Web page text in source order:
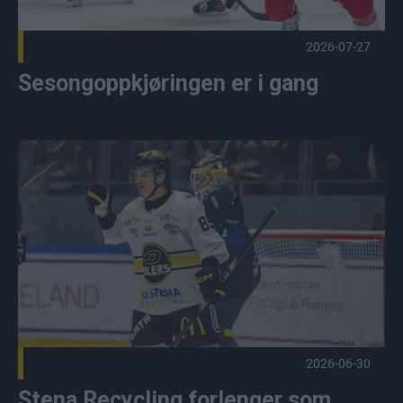
2026-07-27
Sesongoppkjøringen er i gang
Stena Recycling forlenger som hovedpartner Publisert
2026-06-30